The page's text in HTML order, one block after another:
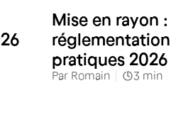
Mise en rayon
pratiques 2026
Par Romain 3 min